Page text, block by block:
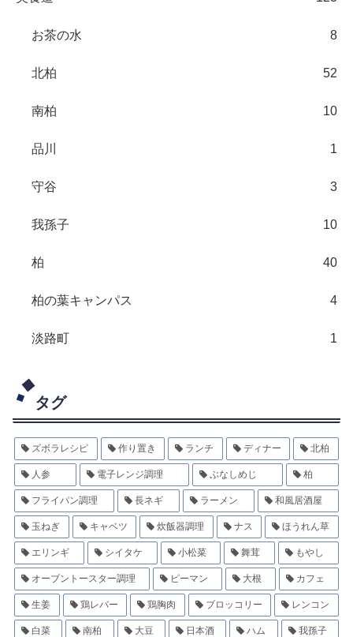
お茶の水 8
北柏 52
南柏 10
品川 1
守谷 3
我孫子 10
柏 40
柏の葉キャンパス 4
淡路町 1
タグ
ズボラレシピ 作り置き ランチ ディナー 北柏
人参 電子レンジ調理 ぶなしめじ 柏
フライパン調理 長ネギ ラーメン 和風居酒屋
玉ねぎ キャベツ 炊飯器調理 ナス ほうれん草
エリンギ シイタケ 小松菜 舞茸 もやし
オーブントースター調理 ピーマン 大根 カフェ
生姜 鶏レバー 鶏胸肉 ブロッコリー レンコン
白菜 南柏 大豆 日本酒 ハム 我孫子